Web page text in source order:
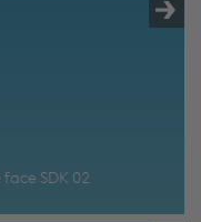
SDK 02